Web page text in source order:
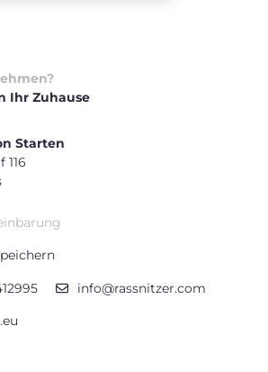
Ihr Zuhause
Starten
116
info@rassnitzer.com